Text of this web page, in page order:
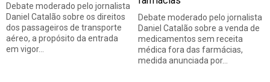
Debate moderado pelo jornalista
Daniel Catalão sobre os direitos
dos passageiros de transporte
aéreo, a propósito da entrada
em vigor…
Debate moderado pelo jornalista
Daniel Catalão sobre a venda de
medicamentos sem receita
médica fora das farmácias,
medida anunciada por…